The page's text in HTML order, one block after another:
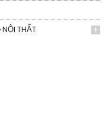
THẤT